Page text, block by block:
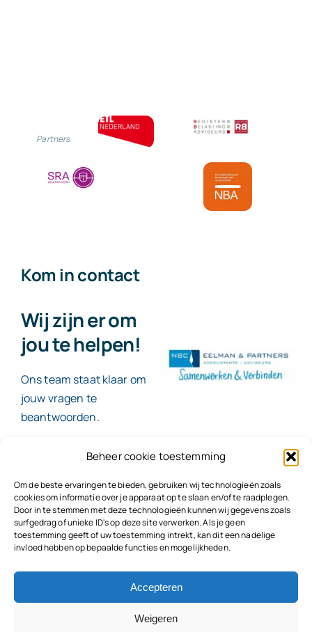
Beheer cookie toestemming
Om de beste ervaringen te bieden, gebruiken wij technologieën zoals
cookies om informatie over je apparaat op te slaan en/of te raadplegen.
Door in te stemmen met deze technologieën kunnen wij gegevens zoals
surfgedrag of unieke ID's op deze site verwerken. Als je geen
toestemming geeft of uw toestemming intrekt, kan dit een nadelige
invloed hebben op bepaalde functies en mogelijkheden.
Accepteren
Weigeren
Partners
Kom in contact
Wij zijn er om
jou te helpen!
Ons team staat klaar om
jouw vragen te
beantwoorden.
Contact
© 2026NBC Eelman & Partners |KvK: 78187591
Algemene voorwaarden|Disclaimer | Copyright |